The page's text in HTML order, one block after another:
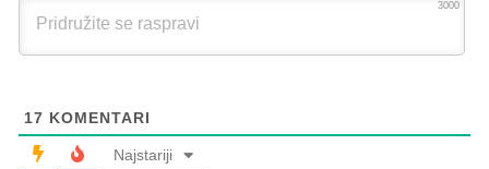
3000
17 KOMENTARI
Najstariji